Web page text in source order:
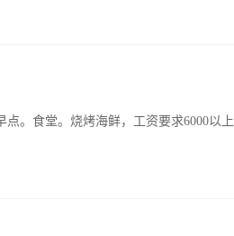
。食堂。烧烤海鲜，工资要求6000以上